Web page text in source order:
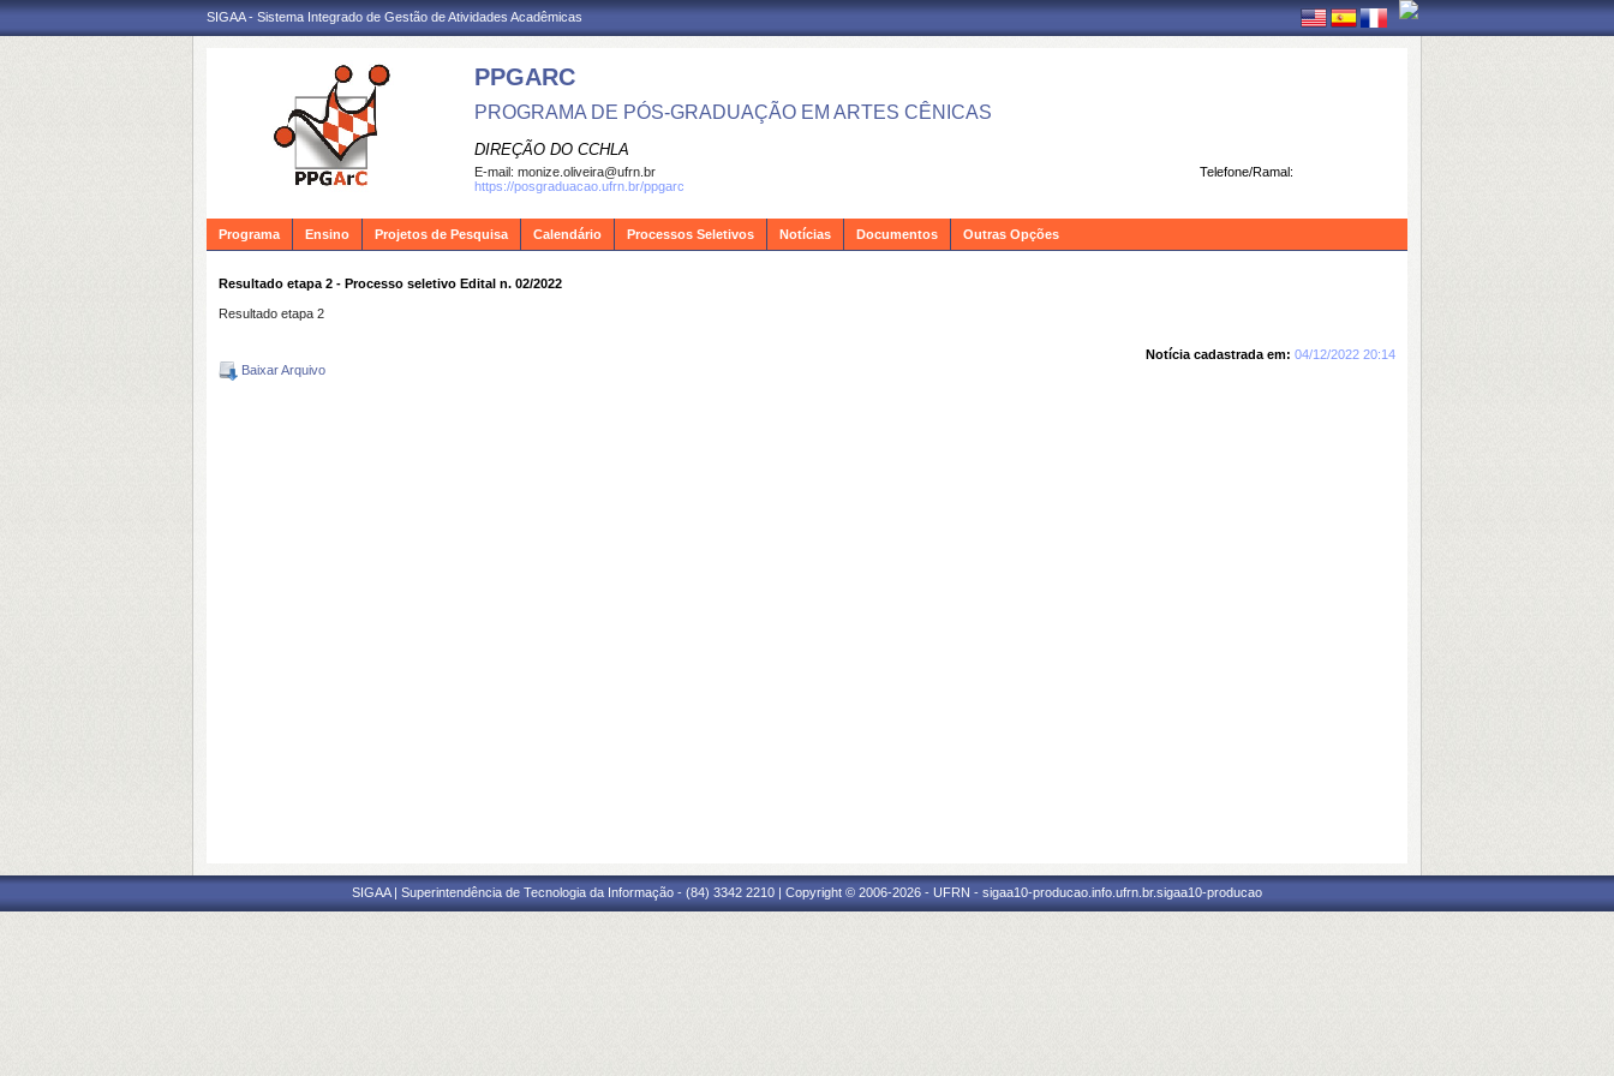
SIGAA - Sistema Integrado de Gestão de Atividades Acadêmicas
PPGARC
PROGRAMA DE PÓS-GRADUAÇÃO EM ARTES CÊNICAS
DIREÇÃO DO CCHLA
Telefone/Ramal:
E-mail: monize.oliveira@ufrn.br
https://posgraduacao.ufrn.br/ppgarc
Programa Ensino Projetos de Pesquisa Calendário Processos Seletivos Notícias Documentos Outras Opções
Resultado etapa 2 - Processo seletivo Edital n. 02/2022
Resultado etapa 2
Notícia cadastrada em: 04/12/2022 20:14
Baixar Arquivo
SIGAA | Superintendência de Tecnologia da Informação - (84) 3342 2210 | Copyright © 2006-2026 - UFRN - sigaa10-producao.info.ufrn.br.sigaa10-producao